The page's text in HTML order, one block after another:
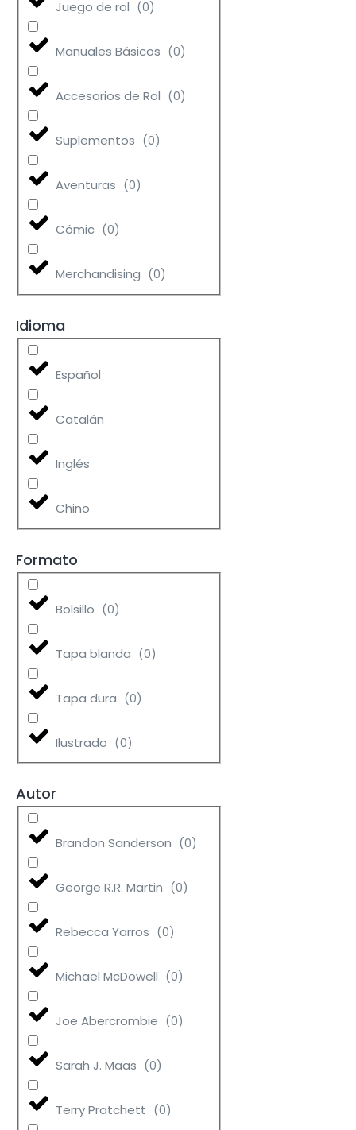
Juego de rol (0)
Manuales Básicos (0)
Accesorios de Rol (0)
Suplementos (0)
Aventuras (0)
Cómic (0)
Merchandising (0)
Idioma
Español
Catalán
Inglés
Chino
Formato
Bolsillo (0)
Tapa blanda (0)
Tapa dura (0)
Ilustrado (0)
Autor
Brandon Sanderson (0)
George R.R. Martin (0)
Rebecca Yarros (0)
Michael McDowell (0)
Joe Abercrombie (0)
Sarah J. Maas (0)
Terry Pratchett (0)